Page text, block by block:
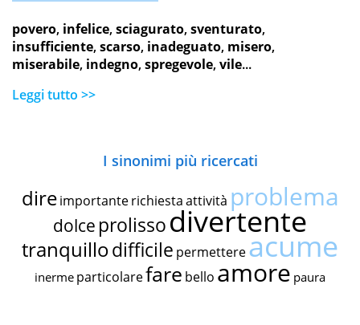
povero, infelice,sciagurato,sventurato,
insufficiente,scarso, inadeguato, misero,
miserabile, indegno,spregevole,vile...
Leggi tutto >>
I sinonimi più ricercati
dire importante richiestaattività problema
dolce prolissodivertente
tranquillodifficile permettereacume
inerme particolarefare bello amore paura